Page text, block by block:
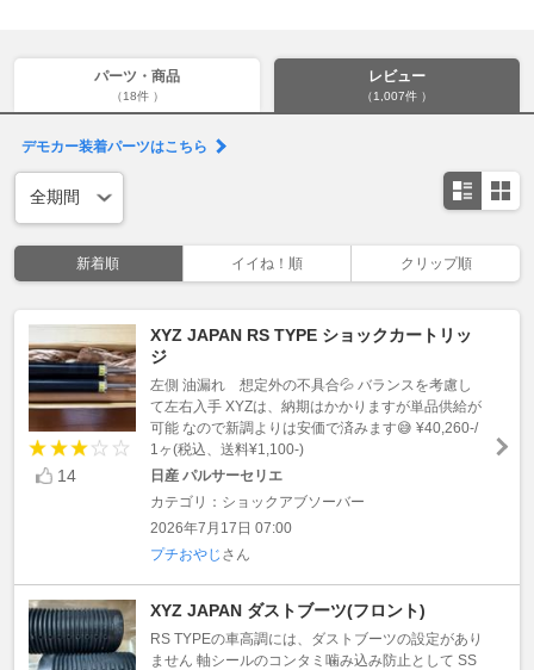
パーツ・商品
（18件 ）
レビュー
（1,007件 ）
デモカー装着パーツはこちら
新着順 イイね！順 クリップ順
14
XYZ JAPAN RS TYPE ショックカートリッ
ジ
左側 油漏れ 想定外の不具合💦 バランスを考慮し
て左右入手 XYZは、納期はかかりますが単品供給が
可能 なので新調よりは安価で済みます😅 ¥40,260-/
1ヶ(税込、送料¥1,100-)
日産 パルサーセリエ
カテゴリ：ショックアブソーバー
2026年7月17日 07:00
プチおやじ さん
XYZ JAPAN ダストブーツ(フロント)
RS TYPEの車高調には、ダストブーツの設定があり
ません 軸シールのコンタミ噛み込み防止として SS